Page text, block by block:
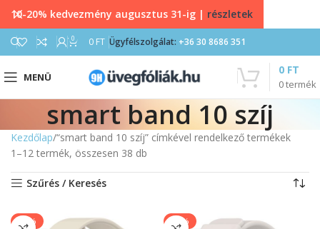
0 0 FT Ügyfélszolgálat: +36 30 8686 351
MENÜ
0termék
0 FT
smart band 10 szíj
Kezdőlap “smart band 10 szíj” címkével rendelkező termékek
1–12 termék, összesen 38 db
Szűrés / Keresés
-20%
-40%
10-20% kedvezmény augusztus 31-ig | részletek